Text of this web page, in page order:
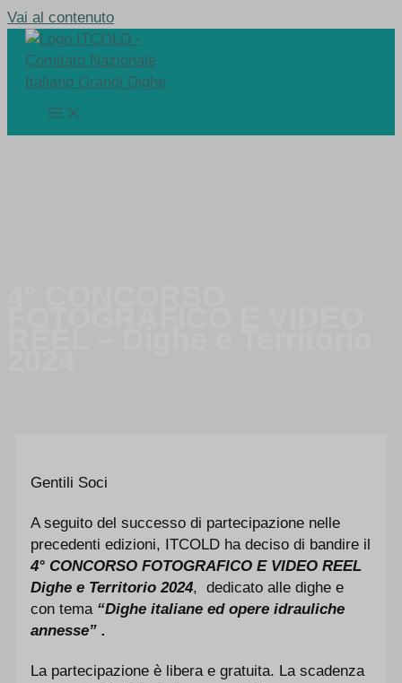
Vai al contenuto
Gentili Soci
A seguito del successo di partecipazione nelle
precedenti edizioni, ITCOLD ha deciso di bandire il
4° CONCORSO FOTOGRAFICO E VIDEO REEL
Dighe e Territorio 2024, dedicato alle dighe e
con tema “Dighe italiane ed opere idrauliche
annesse” .
La partecipazione è libera e gratuita. La scadenza